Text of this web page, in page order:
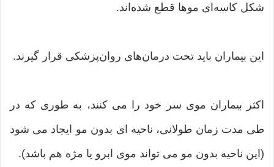
شکل کاسه‌ای موها قطع‌ شده‌اند.
این بیماران باید تحت درمان‌های روان‌پزشکی قرار گیرند.
اکثر بیماران موی سر خود را می کنند، به طوری که در
طی مدت زمان طولانی، ناحیه ای بدون مو ایجاد می شود
(این ناحیه بدون مو می تواند موی ابرو یا مژه هم باشد).